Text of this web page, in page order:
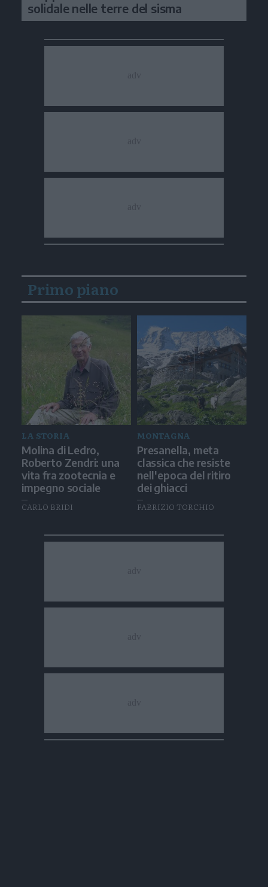
solidale nelle terre del sisma
Primo piano
LA STORIA
Molina di Ledro,
Roberto Zendri: una
vita fra zootecnia e
impegno sociale
CARLO BRIDI
MONTAGNA
Presanella, meta
classica che resiste
nell'epoca del ritiro
dei ghiacci
FABRIZIO TORCHIO